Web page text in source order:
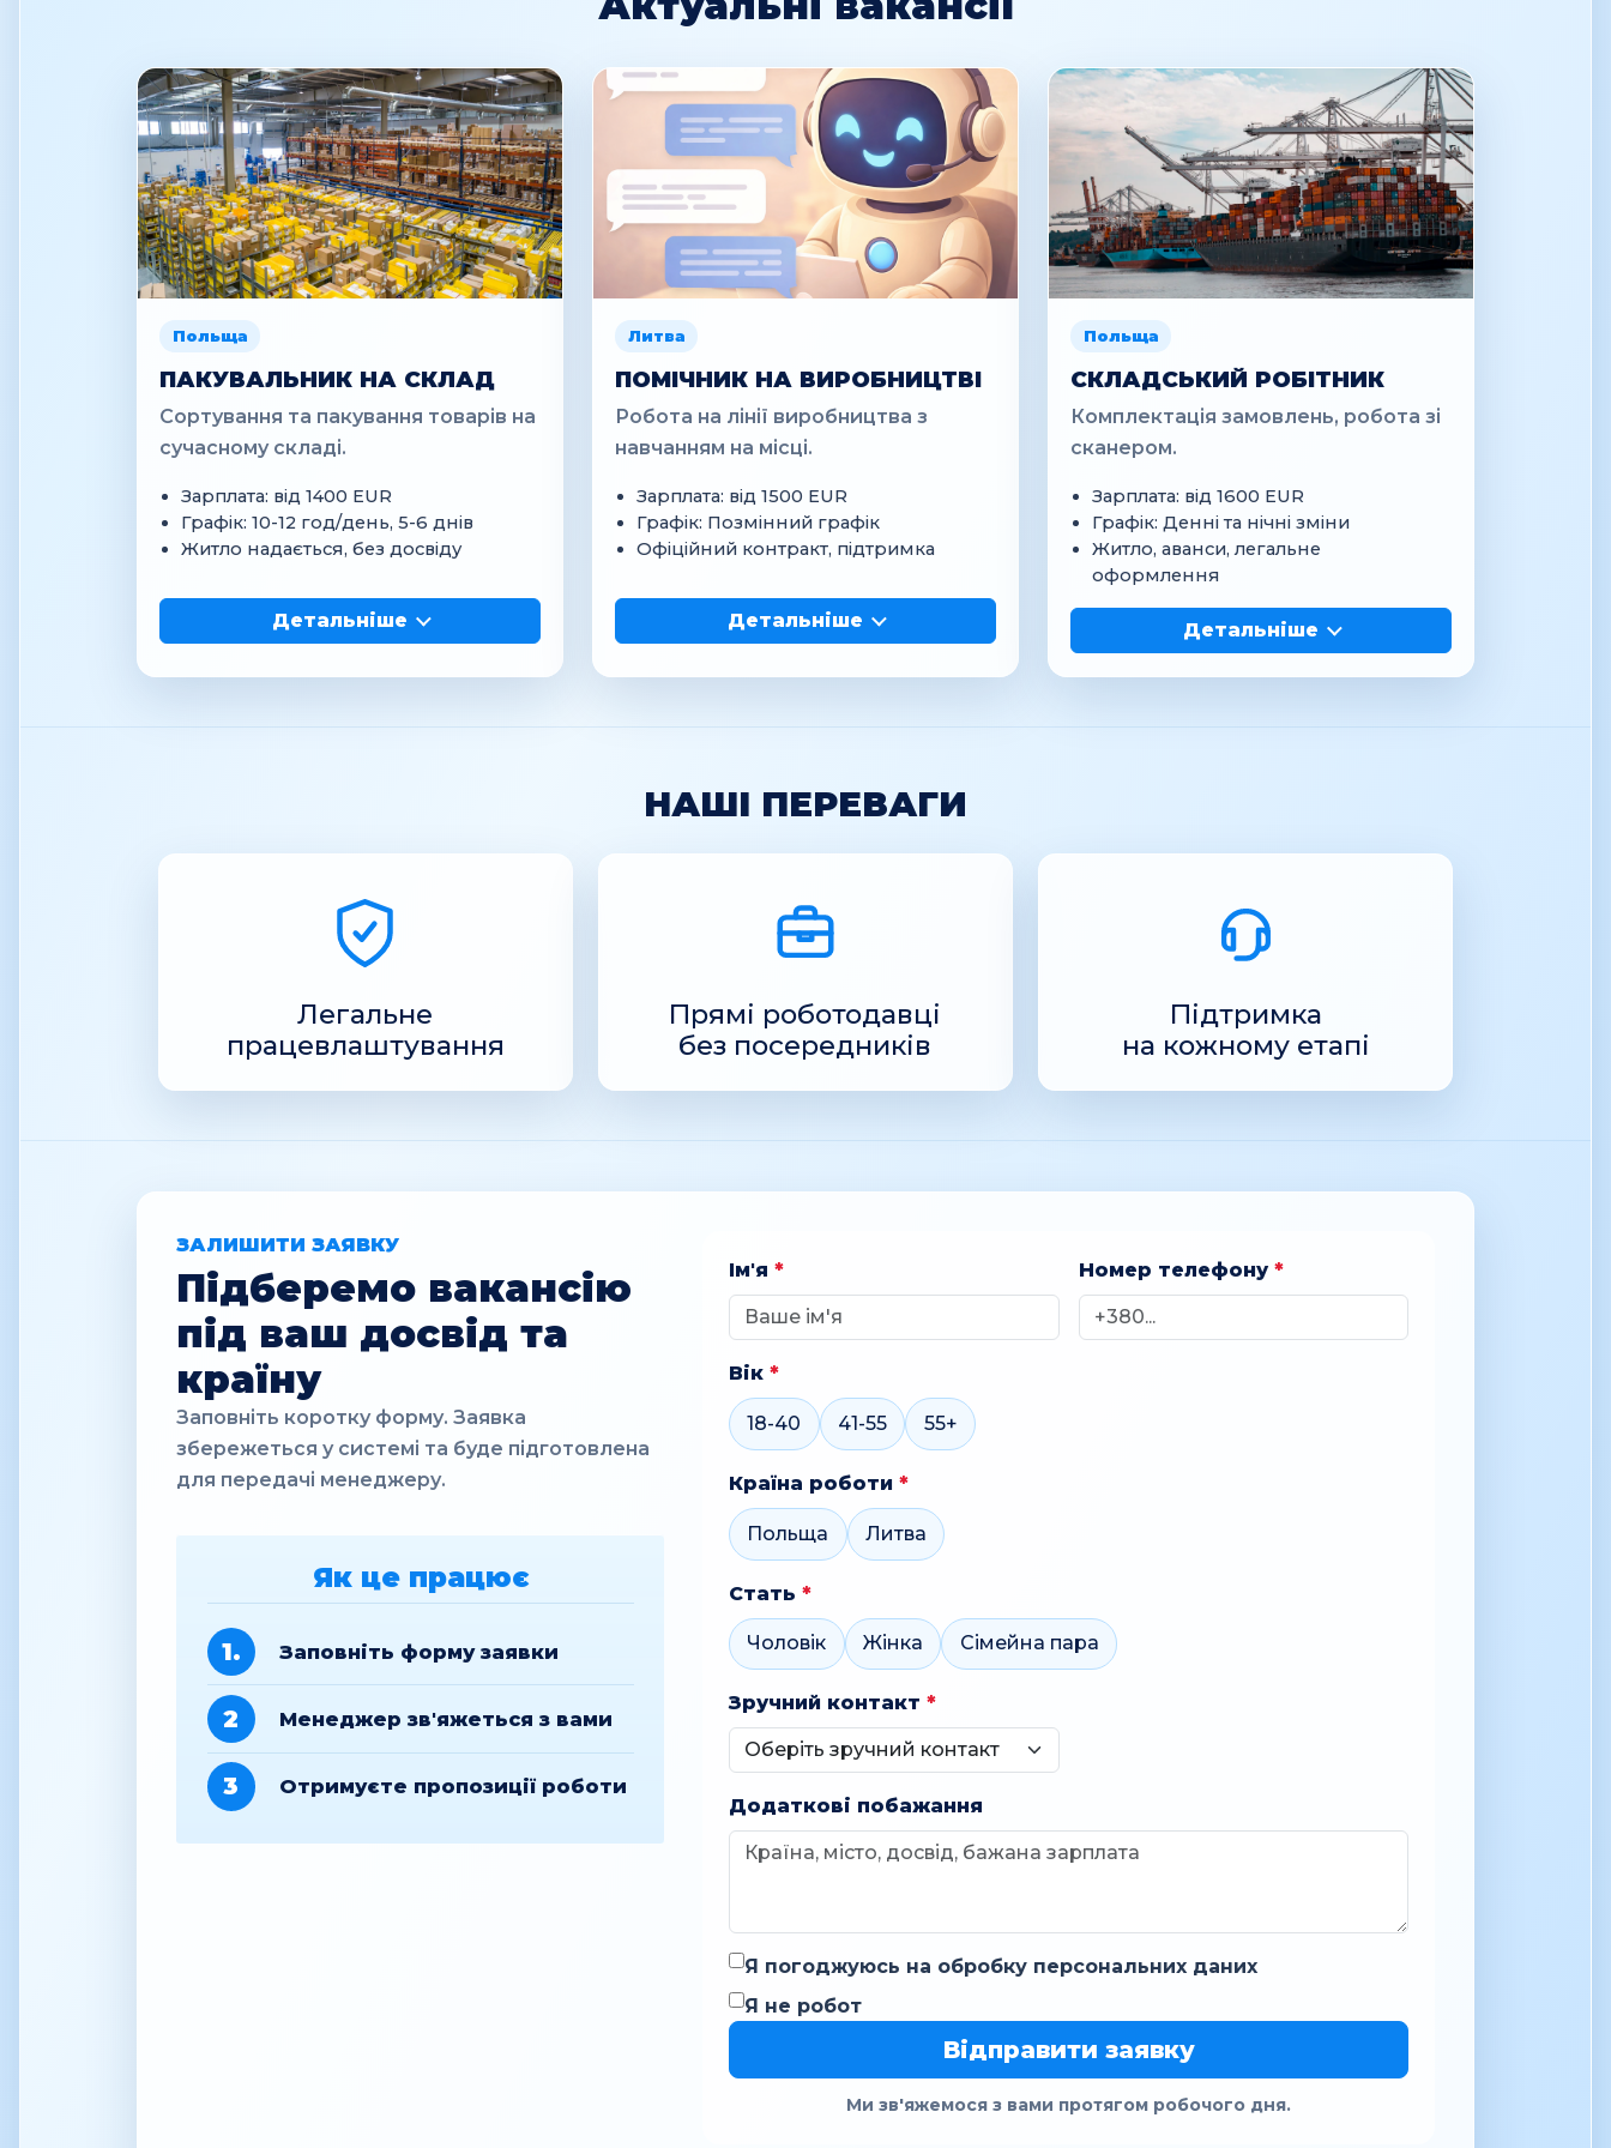
Польща
ПАКУВАЛЬНИК НА СКЛАД
Сортування та пакування товарів на
сучасному складі.
Зарплата: від 1400 EUR
Графік: 10-12 год/день, 5-6 днів
Житло надається, без досвіду
Детальніше
Литва
ПОМІЧНИК НА ВИРОБНИЦТВІ
Робота на лінії виробництва з
навчанням на місці.
Зарплата: від 1500 EUR
Графік: Позмінний графік
Офіційний контракт, підтримка
Детальніше
Польща
СКЛАДСЬКИЙ РОБІТНИК
Комплектація замовлень, робота зі
сканером.
Зарплата: від 1600 EUR
Графік: Денні та нічні зміни
Житло, аванси, легальне
оформлення
Детальніше
НАШІ ПЕРЕВАГИ
Легальне
працевлаштування
Прямі роботодавці
без посередників
Підтримка
на кожному етапі
ЗАЛИШИТИ ЗАЯВКУ
Підберемо вакансію
під ваш досвід та
країну
Заповніть коротку форму. Заявка
збережеться у системі та буде підготовлена
для передачі менеджеру.
Як це працює
1. Заповніть форму заявки
2 Менеджер зв'яжеться з вами
3 Отримуєте пропозиції роботи
Ім'я * Номер телефону *
Вік *
18-40 41-55 55+
Країна роботи *
Польща Литва
Стать *
Чоловік Жінка Сімейна пара
Зручний контакт *
Додаткові побажання
Я погоджуюсь на обробку персональних даних
Я не робот
Відправити заявку
Ми зв'яжемося з вами протягом робочого дня.